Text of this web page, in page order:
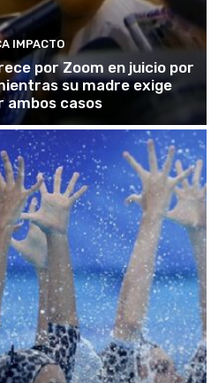
IMPACTO
por Zoom en juicio por
su madre exige
ambos casos